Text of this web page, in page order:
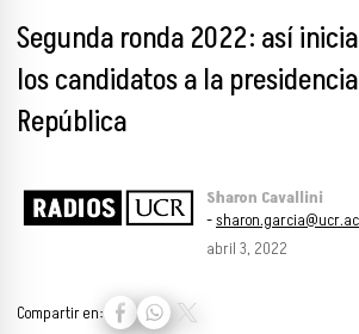
Segunda ronda 2022: así
los candidatos a la
República
Sharon Cavallini
-
abril 3, 2022
Compartir en: